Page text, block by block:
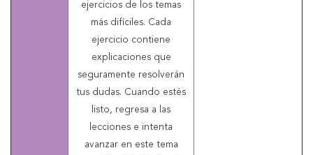
ejercicios de los temas
más difíciles. Cada
ejercicio contiene
explicaciones que
seguramente resolverán
tus dudas. Cuando estés
listo, regresa a las
lecciones e intenta
avanzar en este tema